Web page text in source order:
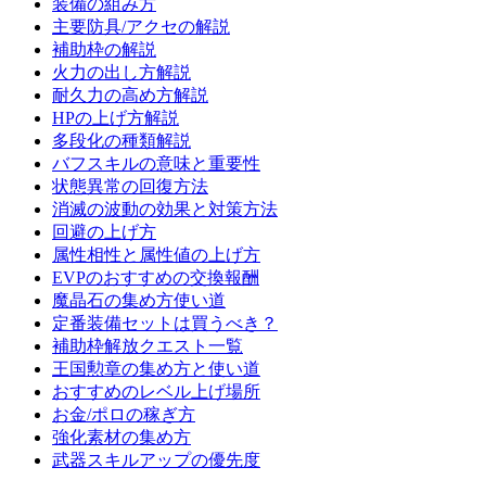
装備の組み方
主要防具/アクセの解説
補助枠の解説
火力の出し方解説
耐久力の高め方解説
HPの上げ方解説
多段化の種類解説
バフスキルの意味と重要性
状態異常の回復方法
消滅の波動の効果と対策方法
回避の上げ方
属性相性と属性値の上げ方
EVPのおすすめの交換報酬
魔晶石の集め方使い道
定番装備セットは買うべき？
補助枠解放クエスト一覧
王国勲章の集め方と使い道
おすすめのレベル上げ場所
お金/ポロの稼ぎ方
強化素材の集め方
武器スキルアップの優先度